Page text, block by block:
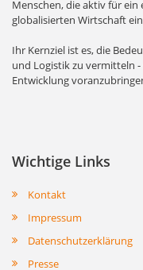
Menschen, die aktiv für
globalisierten Wirtschaft
Ihr Kernziel ist es, die
und Logistik zu vermitteln
Entwicklung
Wichtige Links
Kontakt
Impressum
Datenschutzerklärung
Presse